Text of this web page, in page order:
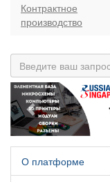
Контрактное
производство
Previous
О платформе